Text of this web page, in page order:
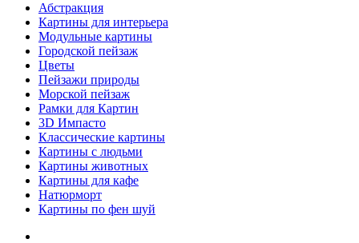
Абстракция
Картины для интерьера
Модульные картины
Городской пейзаж
Цветы
Пейзажи природы
Морской пейзаж
Рамки для Картин
3D Импасто
Классические картины
Картины с людьми
Картины животных
Картины для кафе
Натюрморт
Картины по фен шуй